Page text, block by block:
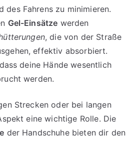
des Fahrens zu minimieren.
Gel-Einsätze werden
, die von der Straße
effektiv absorbiert.
deine Hände wesentlich
werden.
Strecken oder bei langen
eine wichtige Rolle. Die
der Handschuhe bieten dir den